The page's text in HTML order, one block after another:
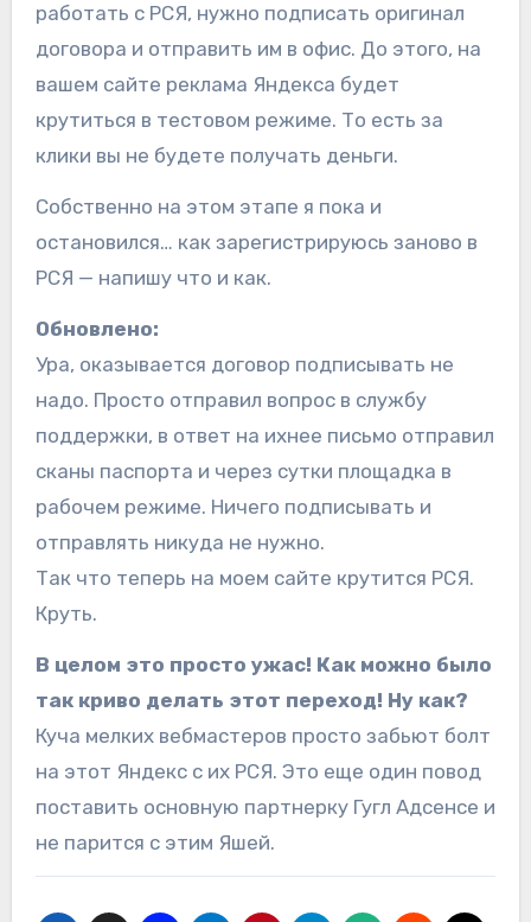
работать с РСЯ, нужно подписать оригинал
договора и отправить им в офис. До этого, на
вашем сайте реклама Яндекса будет
крутиться в тестовом режиме. То есть за
клики вы не будете получать деньги.
Собственно на этом этапе я пока и
остановился… как зарегистрируюсь заново в
РСЯ — напишу что и как.
Обновлено:
Ура, оказывается договор подписывать не
надо. Просто отправил вопрос в службу
поддержки, в ответ на ихнее письмо отправил
сканы паспорта и через сутки площадка в
рабочем режиме. Ничего подписывать и
отправлять никуда не нужно.
Так что теперь на моем сайте крутится РСЯ.
Круть.
В целом это просто ужас! Как можно было
так криво делать этот переход! Ну как?
Куча мелких вебмастеров просто забьют болт
на этот Яндекс с их РСЯ. Это еще один повод
поставить основную партнерку Гугл Адсенсе и
не парится с этим Яшей.